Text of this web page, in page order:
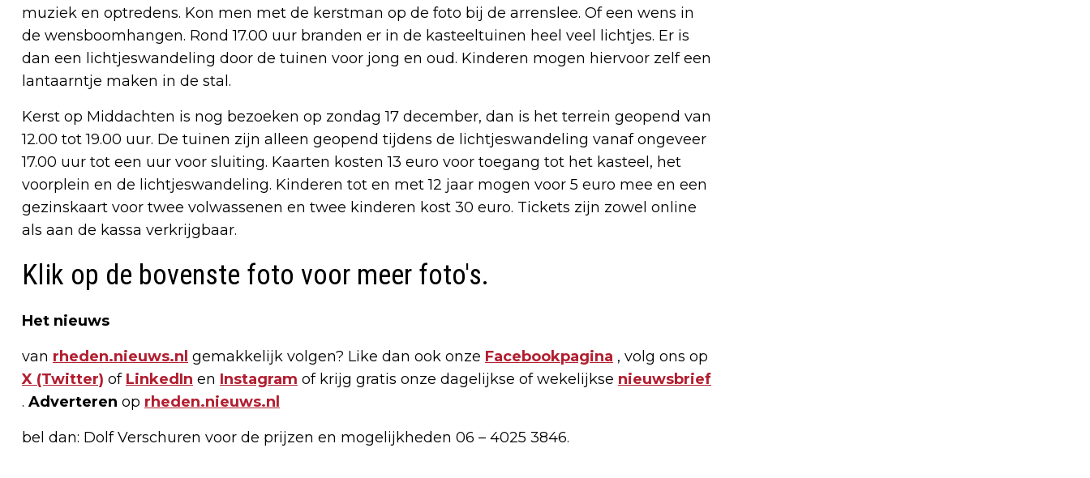
muziek en optredens. Kon men met de kerstman op de foto bij de arrenslee. Of een wens in
de wensboomhangen. Rond 17.00 uur branden er in de kasteeltuinen heel veel lichtjes. Er is
dan een lichtjeswandeling door de tuinen voor jong en oud. Kinderen mogen hiervoor zelf een
lantaarntje maken in de stal.
Kerst op Middachten is nog bezoeken op zondag 17 december, dan is het terrein geopend van
12.00 tot 19.00 uur. De tuinen zijn alleen geopend tijdens de lichtjeswandeling vanaf ongeveer
17.00 uur tot een uur voor sluiting. Kaarten kosten 13 euro voor toegang tot het kasteel, het
voorplein en de lichtjeswandeling. Kinderen tot en met 12 jaar mogen voor 5 euro mee en een
gezinskaart voor twee volwassenen en twee kinderen kost 30 euro. Tickets zijn zowel online
als aan de kassa verkrijgbaar.
Klik op de bovenste foto voor meer foto's.
Het nieuws
van rheden.nieuws.nl gemakkelijk volgen? Like dan ook onze Facebookpagina , volg ons op
X (Twitter) of LinkedIn en Instagram of krijg gratis onze dagelijkse of wekelijkse nieuwsbrief
. Adverteren op rheden.nieuws.nl
bel dan: Dolf Verschuren voor de prijzen en mogelijkheden 06 – 4025 3846.